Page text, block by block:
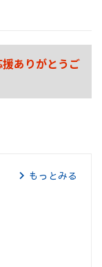
ありがとうご
もっとみる